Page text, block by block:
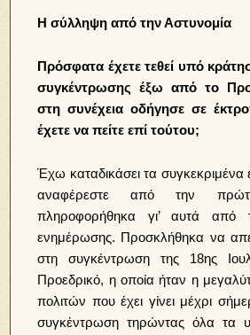
Η σύλληψη από την Αστυνομία
Πρόσφατα έχετε τεθεί υπό
συγκέντρωσης έξω από το
στη συνέχεια οδήγησε σε
έχετε να πείτε επί τούτου;
Έχω καταδικάσει τα συγκεκριμένα
αναφέρεστε από την
πληροφορήθηκα γι’ αυτά από
ενημέρωσης. Προσκλήθηκα να
στη συγκέντρωση της 18ης
Προεδρικό, η οποία ήταν η
πολιτών που έχει γίνει μέχρι
συγκέντρωση τηρώντας όλα τα